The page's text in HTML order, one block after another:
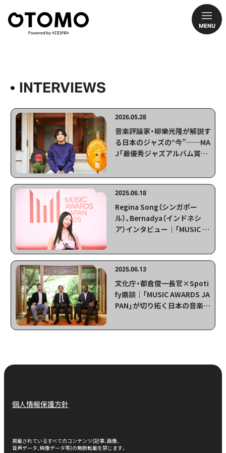
MENU
INTERVIEWS
2026.05.28
音楽評論家・柳樂光隆が解説す
る日本のジャズの“今”──MA
J「最優秀ジャズアルバム賞」
ベントの見どころを語る
2025.06.18
Regina Song（シンガポー
ル）、Bernadya（インドネシ
ア）インタビュー｜「MUSIC A
アジア楽曲賞ノミネートアー
ティストが語るグローバル展
開への“大きな一歩”
2025.06.13
文化庁・都倉俊一長官×Spoti
fy鼎談｜「MUSIC AWARDS JA
PAN」が切り拓く日本の音楽文
個人情報保護方針
掲載されているすべてのコンテンツ(記事、画像、
音声データ、映像データ等)の無断転載を禁じます。